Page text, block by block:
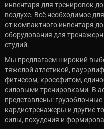
инвентаря для тренировок
воздухе. Всё необходимое
от компактного инвентаря
оборудования для
студий.
Мы предлагаем широкий
тяжелой атлетикой,
фитнесом, кроссфитом,
силовыми тренировками. В
представлены:
кардиотренажеры и другие
силы, похудения и